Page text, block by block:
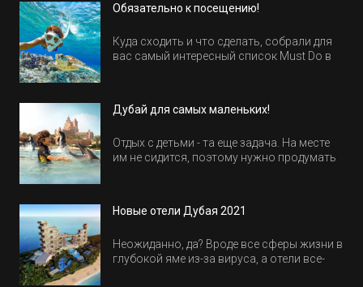
Обязательно к посещению!
Куда сходить и что сделать, собрали для
вас самый интересный список Must Do в
Дубай для самых маленьких!
Отдых с детьми - та еще задача. На месте
им не сидится, поэтому нужно продумать
Новые отели Дубая 2021
Неожиданно, да? Вроде все сферы жизни в
глубокой яме из-за вируса, а отели все-